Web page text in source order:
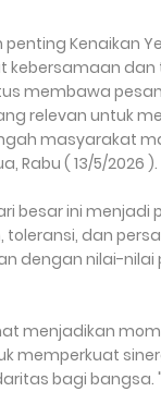
Kenaikan
kebersamaan dan
membawa
relevan untuk
masyarakat
Rabu ( 13/5/2026 ).
besar ini menjadi
toleransi, dan
dengan nilai-nilai
menjadikan
memperkuat
bagi bangsa.